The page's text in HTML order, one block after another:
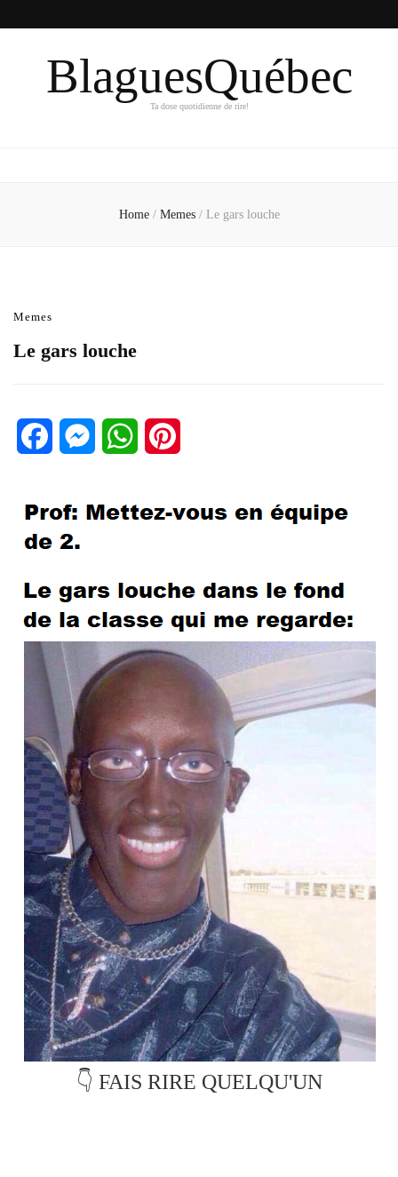
BlaguesQuébec
Ta dose quotidienne de rire!
Home / Memes / Le gars louche
Memes
Le gars louche
FacebookMessengerWhatsApp
👇 FAIS RIRE QUELQU'UN